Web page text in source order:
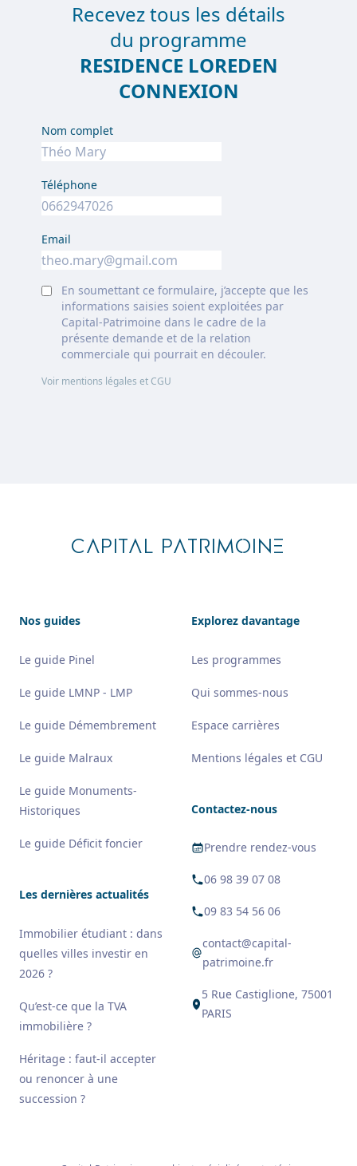
Recevez tous les détails
du programme
RESIDENCE LOREDEN
CONNEXION
Nom complet
Téléphone
Email
En soumettant ce formulaire, j’accepte que les
informations saisies soient exploitées par
Capital-Patrimoine dans le cadre de la
présente demande et de la relation
commerciale qui pourrait en découler.
Voir mentions légales et CGU
CAPITAL PATRIMOINE
Nos guides
Le guide Pinel
Le guide LMNP - LMP
Le guide Démembrement
Le guide Malraux
Le guide Monuments-
Historiques
Le guide Déficit foncier
Les dernières actualités
Immobilier étudiant : dans
quelles villes investir en
2026 ?
Qu’est-ce que la TVA
immobilière ?
Héritage : faut-il accepter
ou renoncer à une
succession ?
Explorez davantage
Les programmes
Qui sommes-nous
Espace carrières
Mentions légales et CGU
Contactez-nous
Prendre rendez-vous
06 98 39 07 08
09 83 54 56 06
contact@capital-
patrimoine.fr
5 Rue Castiglione, 75001
PARIS